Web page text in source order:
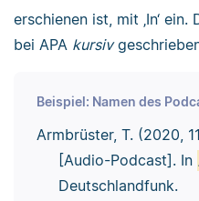
erschienen ist, mit ‚In‘
bei APA kursiv
Beispiel: Namen des
Armbrüster, T. (2020,
[Audio-Podcast]. In
Deutschlandfunk.